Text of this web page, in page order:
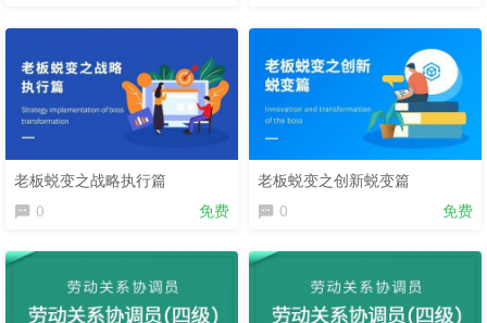
老板蜕变之战略执行篇
0
免费
老板蜕变之创新蜕变篇
0
免费